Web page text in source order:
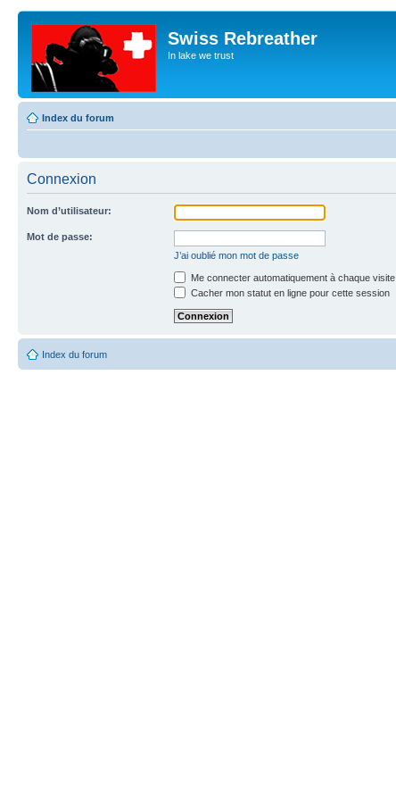
Swiss Rebreather
In lake we trust
Index du forum
Connexion
Nom d’utilisateur:
Mot de passe:
J’ai oublié mon mot de passe
Me connecter automatiquement à chaque visite
Cacher mon statut en ligne pour cette session
Index du forum